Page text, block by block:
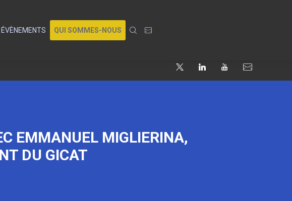
ÉVÈNEMENTS QUI SOMMES-NOUS
EMMANUEL MIGLIERINA,
DU GICAT